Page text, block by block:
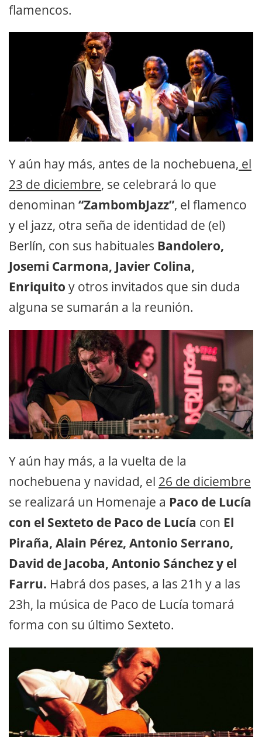
flamencos.
Y aún hay más, antes de la nochebuena, el
23 de diciembre, se celebrará lo que
denominan “ZambombJazz”, el flamenco
y el jazz, otra seña de identidad de (el)
Berlín, con sus habituales Bandolero,
Josemi Carmona, Javier Colina,
Enriquito y otros invitados que sin duda
alguna se sumarán a la reunión.
Y aún hay más, a la vuelta de la
nochebuena y navidad, el 26 de diciembre
se realizará un Homenaje a Paco de Lucía
con el Sexteto de Paco de Lucía con El
Piraña, Alain Pérez, Antonio Serrano,
David de Jacoba, Antonio Sánchez y el
Farru. Habrá dos pases, a las 21h y a las
23h, la música de Paco de Lucía tomará
forma con su último Sexteto.